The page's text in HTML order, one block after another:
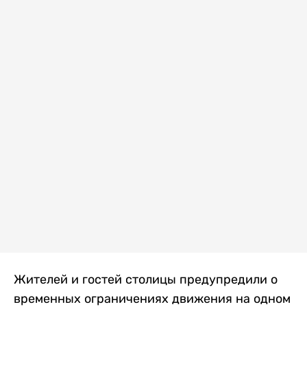
Жителей и гостей столицы предупредили о
временных ограничениях движения на одном